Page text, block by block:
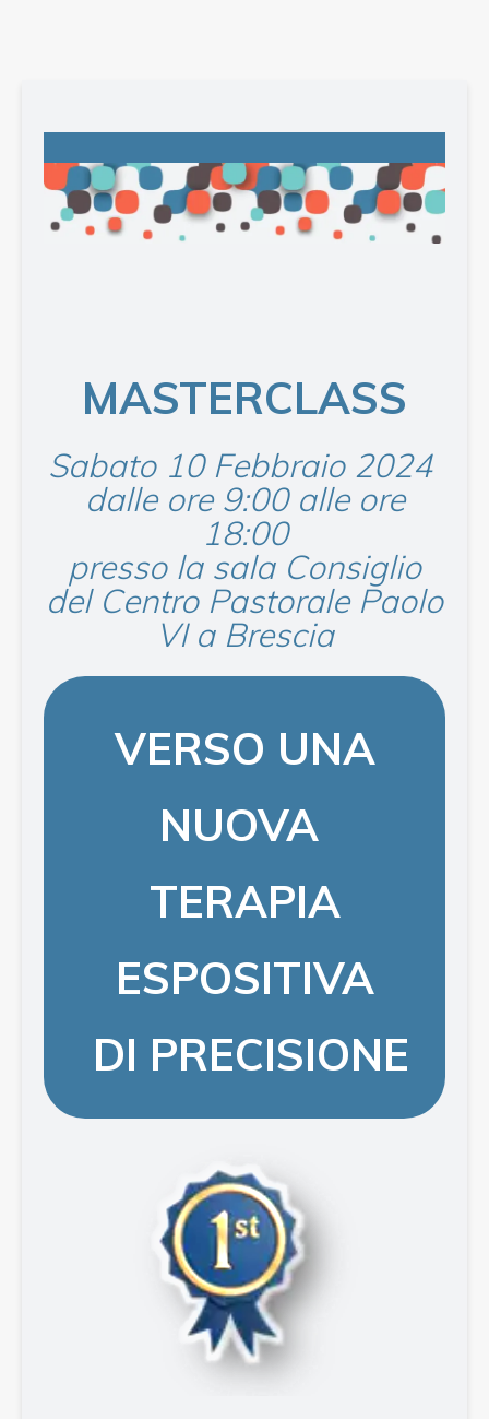
MASTERCLASS
Sabato 10 Febbraio 2024
dalle ore 9:00 alle ore
18:00
presso la sala Consiglio
del Centro Pastorale Paolo
VI a Brescia
VERSO UNA
NUOVA
TERAPIA
ESPOSITIVA
DI PRECISIONE